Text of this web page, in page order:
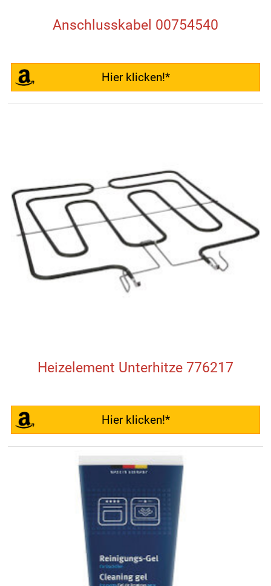
Anschlusskabel 00754540
Hier klicken!*
Heizelement Unterhitze 776217
Hier klicken!*